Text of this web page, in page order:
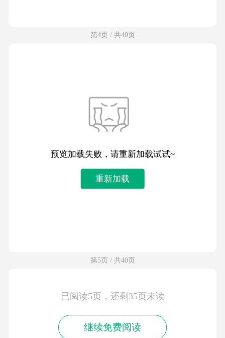
第4页 / 共40页
预览加载失败，请重新加载试试~
重新加载
第5页 / 共40页
已阅读5页，还剩35页未读
继续免费阅读